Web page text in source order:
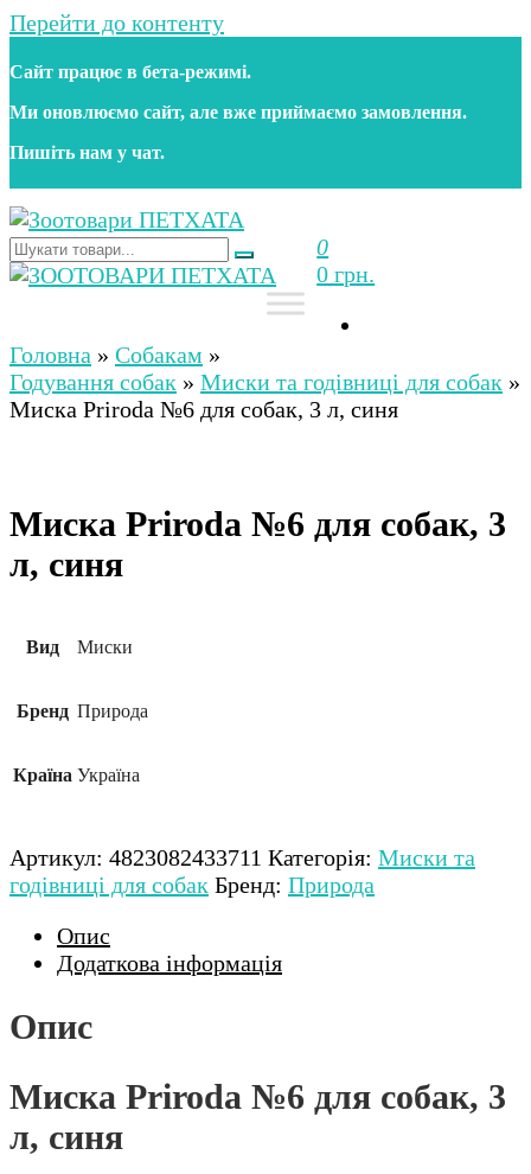
Перейти до контенту
Сайт працює в бета‑режимі.
Ми оновлюємо сайт, але вже приймаємо замовлення.
Пишіть нам у чат.
Зоотовари ПЕТХАТА
Зоомагазин для собак та котів | Корм, іграшки,
аксесуари та догляд за тваринами. Доставка по
0
0 грн.
Зоомагазин для собак та котів | Корм, іграшки,
аксесуари та догляд за тваринами. Доставка по
Україні
Головна » Собакам »
Годування собак » Миски та годівниці для собак »
Миска Priroda №6 для собак, 3 л, синя
Миска Priroda №6 для собак, 3
л, синя
Вид Миски
Бренд Природа
Країна Україна
Артикул: 4823082433711 Категорія: Миски та
годівниці для собак Бренд: Природа
Опис
Додаткова інформація
Опис
Миска Priroda №6 для собак, 3
л, синя